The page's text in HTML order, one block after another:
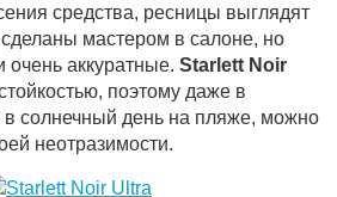
средства, ресницы выглядят
сделаны мастером в салоне, но
очень аккуратные. Starlett Noir
поэтому даже в
солнечный день на пляже, можно
неотразимости.